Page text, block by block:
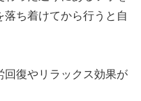
ち着けてから行うと自
回復やリラックス効果が